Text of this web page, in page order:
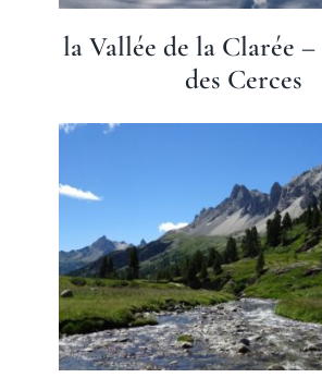
la Vallée de la Clarée
des Cerces